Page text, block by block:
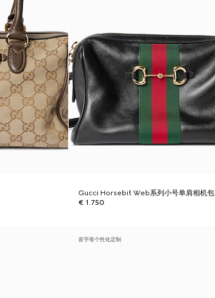
Gucci Horsebit Web系列小号单肩相机包
€ 1.750
首字母个性化定制